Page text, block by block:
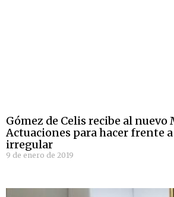
Gómez de Celis recibe al nuevo
Actuaciones para hacer frente
irregular
9 de enero de 2019